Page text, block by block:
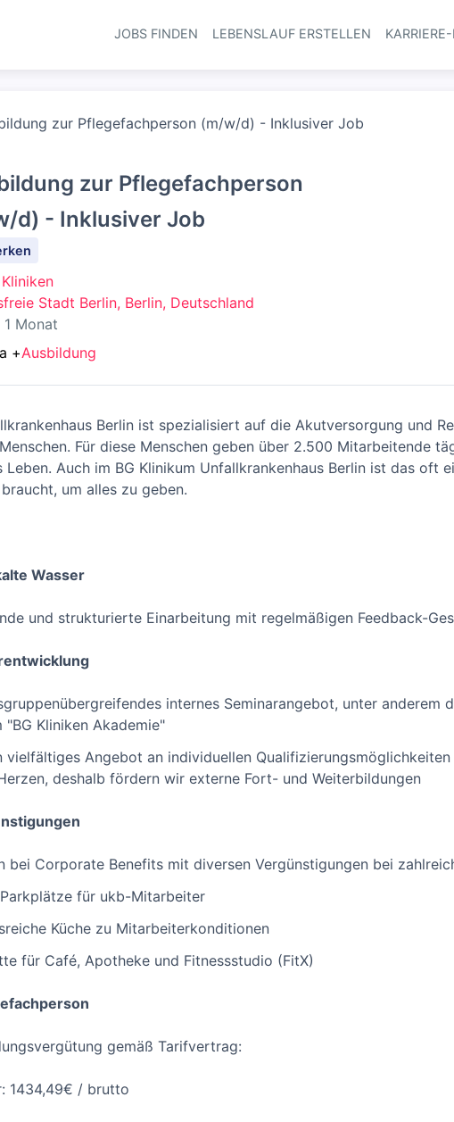
Haupt-
JOBS FINDEN LEBENSLAUF ERSTELLEN
zur Pflegefachperson (m/w/d) - Inklusiver Job
zur Pflegefachperson
d) - Inklusiver Job
Kliniken
Stadt Berlin, Berlin, Deutschland
:
Monat
+Ausbildung
Berlin ist spezialisiert auf die Akutversorgung und
Für diese Menschen geben über 2.500 Mitarbeitende
Leben. Auch im BG Klinikum Unfallkrankenhaus Berlin ist das oft
um alles zu geben.
Wasser
und strukturierte Einarbeitung mit regelmäßigen Feedback-
internes Seminarangebot, unter anderem
Kliniken Akademie"
vielfältiges Angebot an individuellen
deshalb fördern wir externe Fort- und Weiterbildungen
bei Corporate Benefits mit diversen Vergünstigungen bei
für ukb-Mitarbeiter
Küche zu Mitarbeiterkonditionen
für Café, Apotheke und Fitnessstudio (FitX)
gemäß Tarifvertrag:
1434,49€ / brutto